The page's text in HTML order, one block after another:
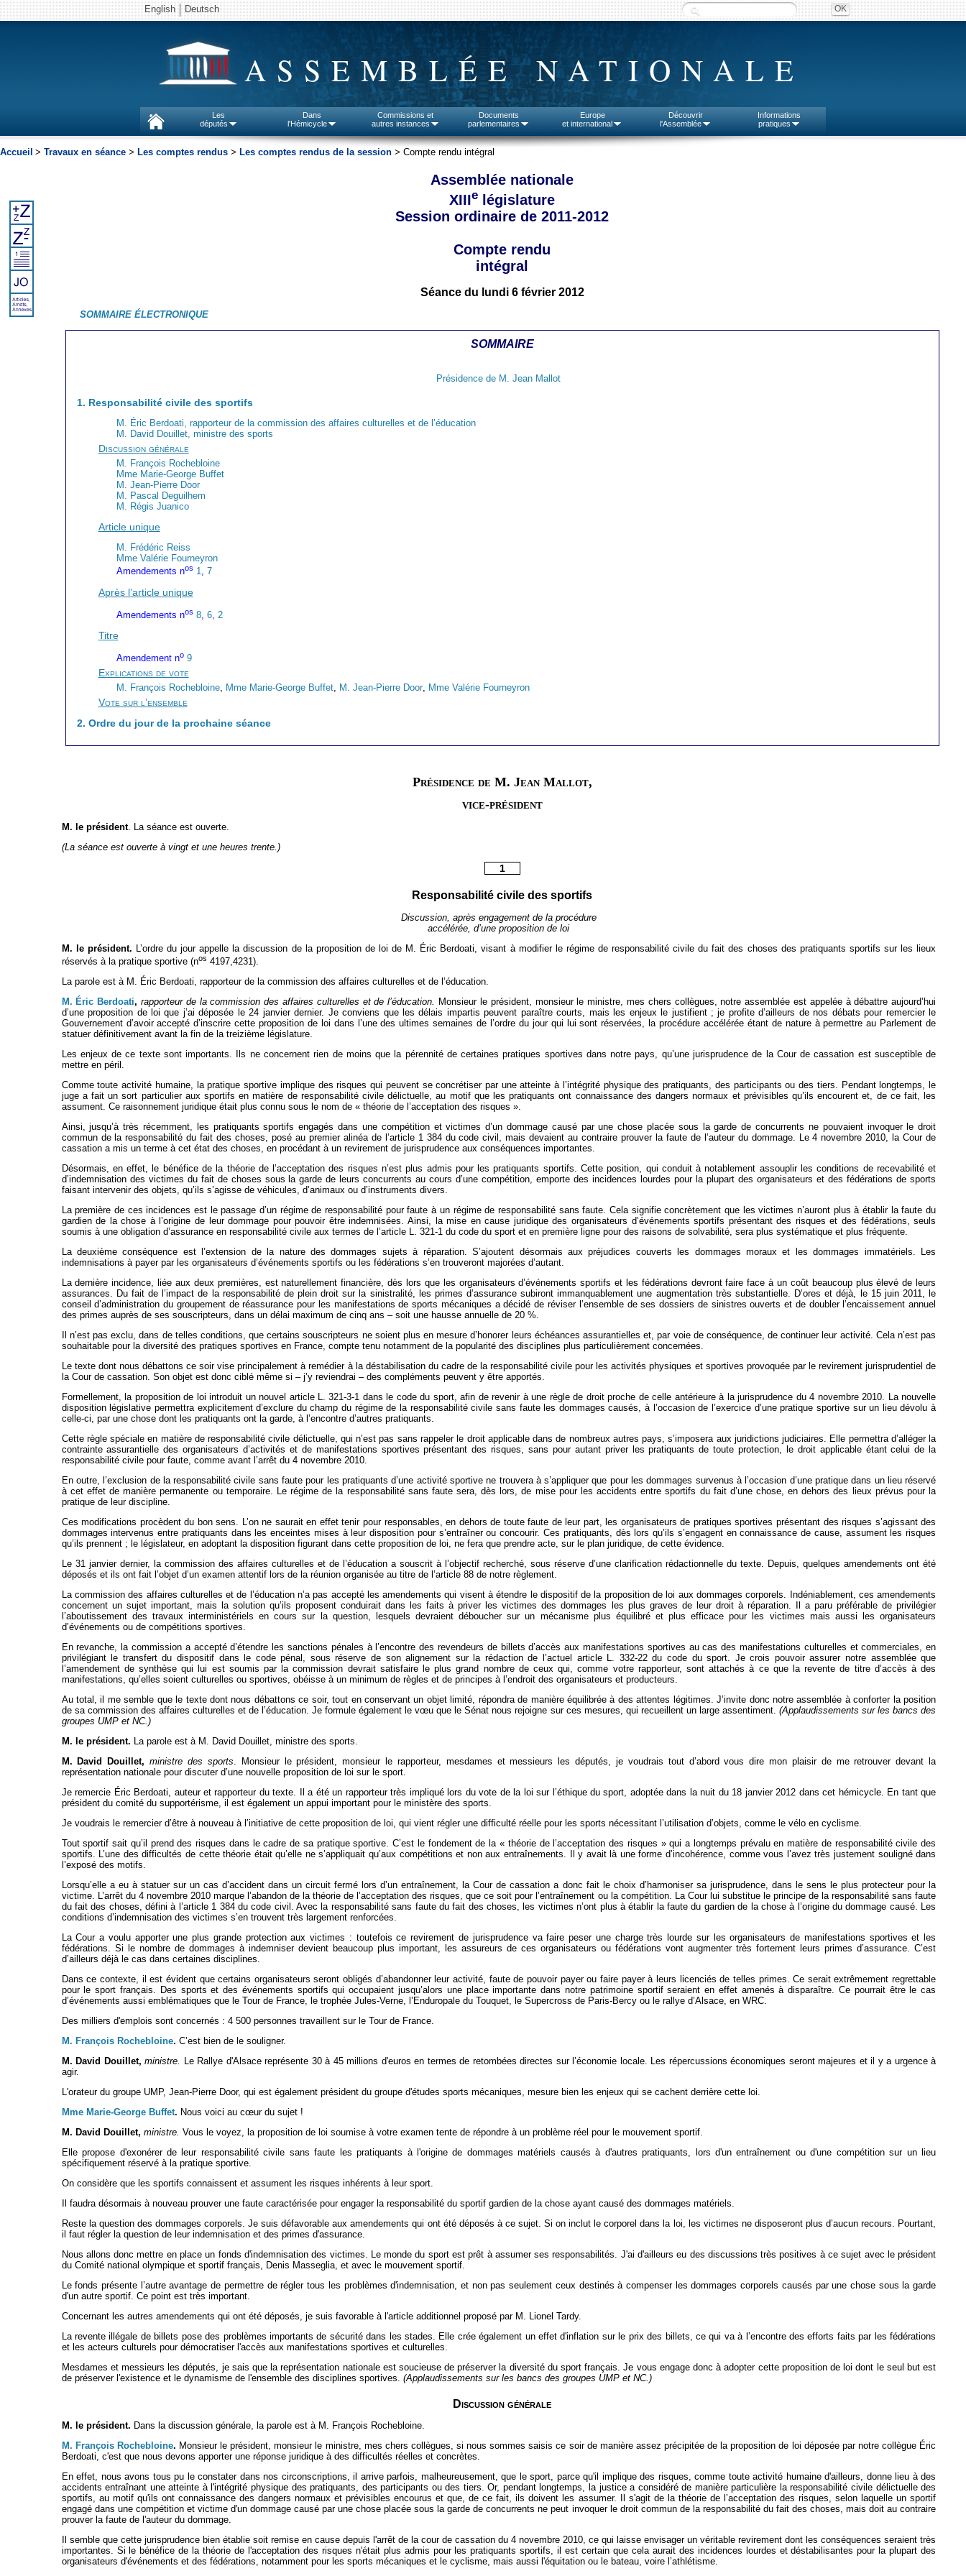
English Deutsch
ASSEMBLÉE NATIONALE
Les
députés
Dans
l'Hémicycle
Commissions et
autres instances
Documents
parlementaires
Europe
et international
Découvrir
l'Assemblée
Informations
pratiques
Accueil > Travaux en séance > Les comptes rendus > Les comptes rendus de la session > Compte rendu intégral
Assemblée nationale
XIIIe législature
Session ordinaire de 2011-2012
Compte rendu
intégral
Séance du lundi 6 février 2012
SOMMAIRE ÉLECTRONIQUE
SOMMAIRE
Présidence de M. Jean Mallot
1. Responsabilité civile des sportifs
M. Éric Berdoati, rapporteur de la commission des affaires culturelles et de l’éducation
M. David Douillet, ministre des sports
Discussion générale
M. François Rochebloine
Mme Marie-George Buffet
M. Jean-Pierre Door
M. Pascal Deguilhem
M. Régis Juanico
Article unique
M. Frédéric Reiss
Mme Valérie Fourneyron
Amendements nos 1, 7
Après l’article unique
Amendements nos 8, 6, 2
Titre
Amendement no 9
Explications de vote
M. François Rochebloine, Mme Marie-George Buffet, M. Jean-Pierre Door, Mme Valérie Fourneyron
Vote sur l’ensemble
2. Ordre du jour de la prochaine séance
Présidence de M. Jean Mallot,
vice-président
M. le président. La séance est ouverte.
(La séance est ouverte à vingt et une heures trente.)
1
Responsabilité civile des sportifs
Discussion, après engagement de la procédure
accélérée, d’une proposition de loi
M. le président. L’ordre du jour appelle la discussion de la proposition de loi de M. Éric Berdoati, visant à modifier le régime de responsabilité civile du fait des choses des pratiquants sportifs sur les lieux
réservés à la pratique sportive (nos 4197,4231).
La parole est à M. Éric Berdoati, rapporteur de la commission des affaires culturelles et de l’éducation.
M. Éric Berdoati,rapporteur de la commission des affaires culturelles et de l’éducation.
Monsieur le président, monsieur le ministre, mes chers collègues, notre assemblée est appelée à débattre aujourd’hui
d’une proposition de loi que j’ai déposée le 24 janvier dernier. Je conviens que les délais impartis peuvent paraître courts, mais les enjeux le justifient ; je profite d’ailleurs de nos débats pour remercier le
Gouvernement d’avoir accepté d’inscrire cette proposition de loi dans l’une des ultimes semaines de l’ordre du jour qui lui sont réservées, la procédure accélérée étant de nature à permettre au Parlement de
statuer définitivement avant la fin de la treizième législature.
Les enjeux de ce texte sont importants. Ils ne concernent rien de moins que la pérennité de certaines pratiques sportives dans notre pays, qu’une jurisprudence de la Cour de cassation est susceptible de
mettre en péril.
Comme toute activité humaine, la pratique sportive implique des risques qui peuvent se concrétiser par une atteinte à l’intégrité physique des pratiquants, des participants ou des tiers. Pendant longtemps, le
juge a fait un sort particulier aux sportifs en matière de responsabilité civile délictuelle, au motif que les pratiquants ont connaissance des dangers normaux et prévisibles qu’ils encourent et, de ce fait, les
assument. Ce raisonnement juridique était plus connu sous le nom de « théorie de l’acceptation des risques ».
Ainsi, jusqu’à très récemment, les pratiquants sportifs engagés dans une compétition et victimes d’un dommage causé par une chose placée sous la garde de concurrents ne pouvaient invoquer le droit
commun de la responsabilité du fait des choses, posé au premier alinéa de l’article 1 384 du code civil, mais devaient au contraire prouver la faute de l’auteur du dommage. Le 4 novembre 2010, la Cour de
cassation a mis un terme à cet état des choses, en procédant à un revirement de jurisprudence aux conséquences importantes.
Désormais, en effet, le bénéfice de la théorie de l’acceptation des risques n’est plus admis pour les pratiquants sportifs. Cette position, qui conduit à notablement assouplir les conditions de recevabilité et
d’indemnisation des victimes du fait de choses sous la garde de leurs concurrents au cours d’une compétition, emporte des incidences lourdes pour la plupart des organisateurs et des fédérations de sports
faisant intervenir des objets, qu’ils s’agisse de véhicules, d’animaux ou d’instruments divers.
La première de ces incidences est le passage d’un régime de responsabilité pour faute à un régime de responsabilité sans faute. Cela signifie concrètement que les victimes n’auront plus à établir la faute du
gardien de la chose à l’origine de leur dommage pour pouvoir être indemnisées. Ainsi, la mise en cause juridique des organisateurs d’événements sportifs présentant des risques et des fédérations, seuls
soumis à une obligation d’assurance en responsabilité civile aux termes de l’article L. 321-1 du code du sport et en première ligne pour des raisons de solvabilité, sera plus systématique et plus fréquente.
La deuxième conséquence est l’extension de la nature des dommages sujets à réparation. S’ajoutent désormais aux préjudices couverts les dommages moraux et les dommages immatériels. Les
indemnisations à payer par les organisateurs d’événements sportifs ou les fédérations s’en trouveront majorées d’autant.
La dernière incidence, liée aux deux premières, est naturellement financière, dès lors que les organisateurs d’événements sportifs et les fédérations devront faire face à un coût beaucoup plus élevé de leurs
assurances. Du fait de l’impact de la responsabilité de plein droit sur la sinistralité, les primes d’assurance subiront immanquablement une augmentation très substantielle. D’ores et déjà, le 15 juin 2011, le
conseil d’administration du groupement de réassurance pour les manifestations de sports mécaniques a décidé de réviser l’ensemble de ses dossiers de sinistres ouverts et de doubler l’encaissement annuel
des primes auprès de ses souscripteurs, dans un délai maximum de cinq ans – soit une hausse annuelle de 20 %.
Il n’est pas exclu, dans de telles conditions, que certains souscripteurs ne soient plus en mesure d’honorer leurs échéances assurantielles et, par voie de conséquence, de continuer leur activité. Cela n’est pas
souhaitable pour la diversité des pratiques sportives en France, compte tenu notamment de la popularité des disciplines plus particulièrement concernées.
Le texte dont nous débattons ce soir vise principalement à remédier à la déstabilisation du cadre de la responsabilité civile pour les activités physiques et sportives provoquée par le revirement jurisprudentiel de
la Cour de cassation. Son objet est donc ciblé même si – j’y reviendrai – des compléments peuvent y être apportés.
Formellement, la proposition de loi introduit un nouvel article L. 321-3-1 dans le code du sport, afin de revenir à une règle de droit proche de celle antérieure à la jurisprudence du 4 novembre 2010. La nouvelle
disposition législative permettra explicitement d’exclure du champ du régime de la responsabilité civile sans faute les dommages causés, à l’occasion de l’exercice d’une pratique sportive sur un lieu dévolu à
celle-ci, par une chose dont les pratiquants ont la garde, à l’encontre d’autres pratiquants.
Cette règle spéciale en matière de responsabilité civile délictuelle, qui n’est pas sans rappeler le droit applicable dans de nombreux autres pays, s’imposera aux juridictions judiciaires. Elle permettra d’alléger la
contrainte assurantielle des organisateurs d’activités et de manifestations sportives présentant des risques, sans pour autant priver les pratiquants de toute protection, le droit applicable étant celui de la
responsabilité civile pour faute, comme avant l’arrêt du 4 novembre 2010.
En outre, l’exclusion de la responsabilité civile sans faute pour les pratiquants d’une activité sportive ne trouvera à s’appliquer que pour les dommages survenus à l’occasion d’une pratique dans un lieu réservé
à cet effet de manière permanente ou temporaire. Le régime de la responsabilité sans faute sera, dès lors, de mise pour les accidents entre sportifs du fait d’une chose, en dehors des lieux prévus pour la
pratique de leur discipline.
Ces modifications procèdent du bon sens. L’on ne saurait en effet tenir pour responsables, en dehors de toute faute de leur part, les organisateurs de pratiques sportives présentant des risques s’agissant des
dommages intervenus entre pratiquants dans les enceintes mises à leur disposition pour s’entraîner ou concourir. Ces pratiquants, dès lors qu’ils s’engagent en connaissance de cause, assument les risques
qu’ils prennent ; le législateur, en adoptant la disposition figurant dans cette proposition de loi, ne fera que prendre acte, sur le plan juridique, de cette évidence.
Le 31 janvier dernier, la commission des affaires culturelles et de l’éducation a souscrit à l’objectif recherché, sous réserve d’une clarification rédactionnelle du texte. Depuis, quelques amendements ont été
déposés et ils ont fait l’objet d’un examen attentif lors de la réunion organisée au titre de l’article 88 de notre règlement.
La commission des affaires culturelles et de l’éducation n’a pas accepté les amendements qui visent à étendre le dispositif de la proposition de loi aux dommages corporels. Indéniablement, ces amendements
concernent un sujet important, mais la solution qu’ils proposent conduirait dans les faits à priver les victimes des dommages les plus graves de leur droit à réparation. Il a paru préférable de privilégier
l’aboutissement des travaux interministériels en cours sur la question, lesquels devraient déboucher sur un mécanisme plus équilibré et plus efficace pour les victimes mais aussi les organisateurs
d’événements ou de compétitions sportives.
En revanche, la commission a accepté d’étendre les sanctions pénales à l’encontre des revendeurs de billets d’accès aux manifestations sportives au cas des manifestations culturelles et commerciales, en
privilégiant le transfert du dispositif dans le code pénal, sous réserve de son alignement sur la rédaction de l’actuel article L. 332-22 du code du sport. Je crois pouvoir assurer notre assemblée que
l’amendement de synthèse qui lui est soumis par la commission devrait satisfaire le plus grand nombre de ceux qui, comme votre rapporteur, sont attachés à ce que la revente de titre d’accès à des
manifestations, qu’elles soient culturelles ou sportives, obéisse à un minimum de règles et de principes à l’endroit des organisateurs et producteurs.
Au total, il me semble que le texte dont nous débattons ce soir, tout en conservant un objet limité, répondra de manière équilibrée à des attentes légitimes. J’invite donc notre assemblée à conforter la position
de sa commission des affaires culturelles et de l’éducation. Je formule également le vœu que le Sénat nous rejoigne sur ces mesures, qui recueillent un large assentiment. (Applaudissements sur les bancs des
groupes UMP et NC.)
M. le président. La parole est à M. David Douillet, ministre des sports.
M. David Douillet, ministre des sports . Monsieur le président, monsieur le rapporteur, mesdames et messieurs les députés, je voudrais tout d’abord vous dire mon plaisir de me retrouver devant la
représentation nationale pour discuter d’une nouvelle proposition de loi sur le sport.
Je remercie Éric Berdoati, auteur et rapporteur du texte. Il a été un rapporteur très impliqué lors du vote de la loi sur l’éthique du sport, adoptée dans la nuit du 18 janvier 2012 dans cet hémicycle. En tant que
président du comité du supportérisme, il est également un appui important pour le ministère des sports.
Je voudrais le remercier d’être à nouveau à l’initiative de cette proposition de loi, qui vient régler une difficulté réelle pour les sports nécessitant l’utilisation d’objets, comme le vélo en cyclisme.
Tout sportif sait qu’il prend des risques dans le cadre de sa pratique sportive. C’est le fondement de la « théorie de l’acceptation des risques » qui a longtemps prévalu en matière de responsabilité civile des
sportifs. L’une des difficultés de cette théorie était qu’elle ne s’appliquait qu’aux compétitions et non aux entraînements. Il y avait là une forme d’incohérence, comme vous l’avez très justement souligné dans
l’exposé des motifs.
Lorsqu’elle a eu à statuer sur un cas d’accident dans un circuit fermé lors d’un entraînement, la Cour de cassation a donc fait le choix d’harmoniser sa jurisprudence, dans le sens le plus protecteur pour la
victime. L’arrêt du 4 novembre 2010 marque l’abandon de la théorie de l’acceptation des risques, que ce soit pour l’entraînement ou la compétition. La Cour lui substitue le principe de la responsabilité sans faute
du fait des choses, défini à l’article 1 384 du code civil. Avec la responsabilité sans faute du fait des choses, les victimes n’ont plus à établir la faute du gardien de la chose à l’origine du dommage causé. Les
conditions d’indemnisation des victimes s’en trouvent très largement renforcées.
La Cour a voulu apporter une plus grande protection aux victimes : toutefois ce revirement de jurisprudence va faire peser une charge très lourde sur les organisateurs de manifestations sportives et les
fédérations. Si le nombre de dommages à indemniser devient beaucoup plus important, les assureurs de ces organisateurs ou fédérations vont augmenter très fortement leurs primes d’assurance. C’est
d’ailleurs déjà le cas dans certaines disciplines.
Dans ce contexte, il est évident que certains organisateurs seront obligés d’abandonner leur activité, faute de pouvoir payer ou faire payer à leurs licenciés de telles primes. Ce serait extrêmement regrettable
pour le sport français. Des sports et des événements sportifs qui occupaient jusqu’alors une place importante dans notre patrimoine sportif seraient en effet amenés à disparaître. Ce pourrait être le cas
d’événements aussi emblématiques que le Tour de France, le trophée Jules-Verne, l’Enduropale du Touquet, le Supercross de Paris-Bercy ou le rallye d’Alsace, en WRC.
Des milliers d'emplois sont concernés : 4 500 personnes travaillent sur le Tour de France.
M. François Rochebloine. C’est bien de le souligner.
M. David Douillet, ministre.
Le Rallye d'Alsace représente 30 à 45 millions d'euros en termes de retombées directes sur l’économie locale. Les répercussions économiques seront majeures et il y a urgence à
agir.
L'orateur du groupe UMP, Jean-Pierre Door, qui est également président du groupe d'études sports mécaniques, mesure bien les enjeux qui se cachent derrière cette loi.
Mme Marie-George Buffet. Nous voici au cœur du sujet !
M. David Douillet, ministre. Vous le voyez, la proposition de loi soumise à votre examen tente de répondre à un problème réel pour le mouvement sportif.
Elle propose d'exonérer de leur responsabilité civile sans faute les pratiquants à l'origine de dommages matériels causés à d'autres pratiquants, lors d'un entraînement ou d'une compétition sur un lieu
spécifiquement réservé à la pratique sportive.
On considère que les sportifs connaissent et assument les risques inhérents à leur sport.
Il faudra désormais à nouveau prouver une faute caractérisée pour engager la responsabilité du sportif gardien de la chose ayant causé des dommages matériels.
Reste la question des dommages corporels. Je suis défavorable aux amendements qui ont été déposés à ce sujet. Si on inclut le corporel dans la loi, les victimes ne disposeront plus d’aucun recours. Pourtant,
il faut régler la question de leur indemnisation et des primes d'assurance.
Nous allons donc mettre en place un fonds d'indemnisation des victimes. Le monde du sport est prêt à assumer ses responsabilités. J'ai d'ailleurs eu des discussions très positives à ce sujet avec le président
du Comité national olympique et sportif français, Denis Masseglia, et avec le mouvement sportif.
Le fonds présente l’autre avantage de permettre de régler tous les problèmes d'indemnisation, et non pas seulement ceux destinés à compenser les dommages corporels causés par une chose sous la garde
d'un autre sportif. Ce point est très important.
Concernant les autres amendements qui ont été déposés, je suis favorable à l'article additionnel proposé par M. Lionel Tardy.
La revente illégale de billets pose des problèmes importants de sécurité dans les stades. Elle crée également un effet d'inflation sur le prix des billets, ce qui va à l’encontre des efforts faits par les fédérations
et les acteurs culturels pour démocratiser l'accès aux manifestations sportives et culturelles.
Mesdames et messieurs les députés, je sais que la représentation nationale est soucieuse de préserver la diversité du sport français. Je vous engage donc à adopter cette proposition de loi dont le seul but est
de préserver l'existence et le dynamisme de l'ensemble des disciplines sportives. (Applaudissements sur les bancs des groupes UMP et NC.)
Discussion générale
M. le président. Dans la discussion générale, la parole est à M. François Rochebloine.
M. François Rochebloine. Monsieur le président, monsieur le ministre, mes chers collègues, si nous sommes saisis ce soir de manière assez précipitée de la proposition de loi déposée par notre collègue Éric
Berdoati, c'est que nous devons apporter une réponse juridique à des difficultés réelles et concrètes.
En effet, nous avons tous pu le constater dans nos circonscriptions, il arrive parfois, malheureusement, que le sport, parce qu'il implique des risques, comme toute activité humaine d'ailleurs, donne lieu à des
accidents entraînant une atteinte à l'intégrité physique des pratiquants, des participants ou des tiers. Or, pendant longtemps, la justice a considéré de manière particulière la responsabilité civile délictuelle des
sportifs, au motif qu'ils ont connaissance des dangers normaux et prévisibles encourus et que, de ce fait, ils doivent les assumer. Il s'agit de la théorie de l’acceptation des risques, selon laquelle un sportif
engagé dans une compétition et victime d'un dommage causé par une chose placée sous la garde de concurrents ne peut invoquer le droit commun de la responsabilité du fait des choses, mais doit au contraire
prouver la faute de l'auteur du dommage.
Il semble que cette jurisprudence bien établie soit remise en cause depuis l'arrêt de la cour de cassation du 4 novembre 2010, ce qui laisse envisager un véritable revirement dont les conséquences seraient très
importantes. Si le bénéfice de la théorie de l'acceptation des risques n'était plus admis pour les pratiquants sportifs, il est certain que cela aurait des incidences lourdes et déstabilisantes pour la plupart des
organisateurs d'événements et des fédérations, notamment pour les sports mécaniques et le cyclisme, mais aussi l'équitation ou le bateau, voire l’athlétisme.